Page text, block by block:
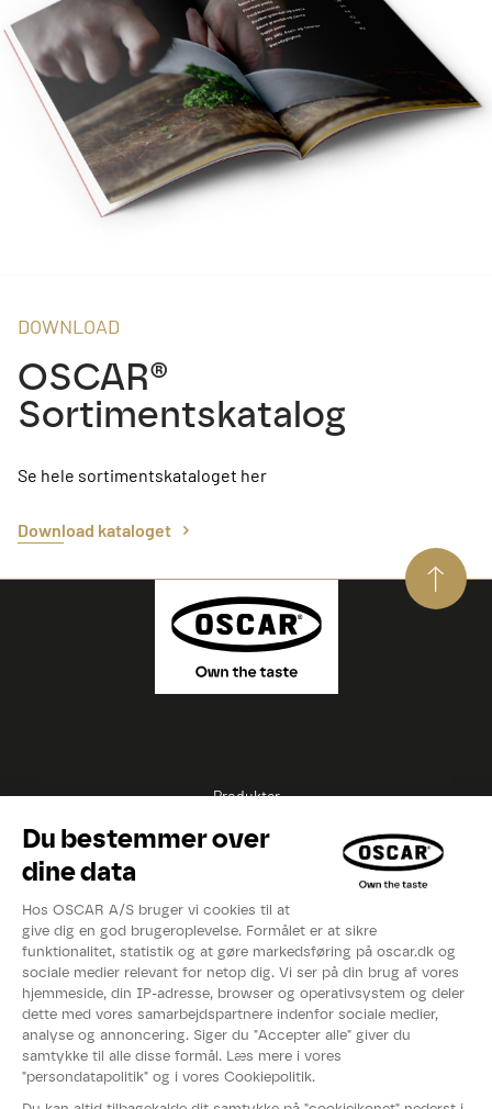
DOWNLOAD
OSCAR®
Sortimentskatalog
Se hele sortimentskataloget her
Download kataloget
Produkter
Inspirationer
Videoer
Kataloger
Om OSCAR®
Nyheder
Events
Fødevarestyrelsens smiley-rapport
Whistleblowerordning